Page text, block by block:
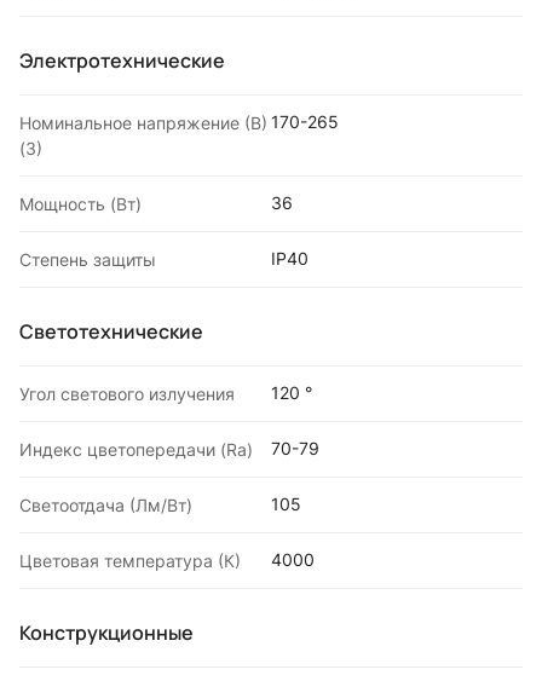
Электротехнические
Номинальное напряжение (В)
(3)
170-265
Мощность (Вт) 36
Степень защиты IP40
Светотехнические
Угол светового излучения 120 °
Индекс цветопередачи (Ra) 70-79
Светоотдача (Лм/Вт) 105
Цветовая температура (К) 4000
Конструкционные